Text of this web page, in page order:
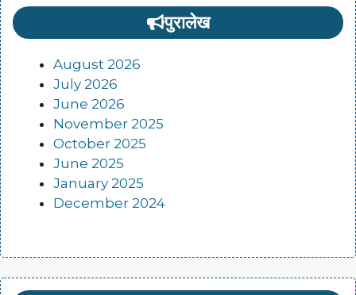
पुरालेख
August 2026
July 2026
June 2026
November 2025
October 2025
June 2025
January 2025
December 2024